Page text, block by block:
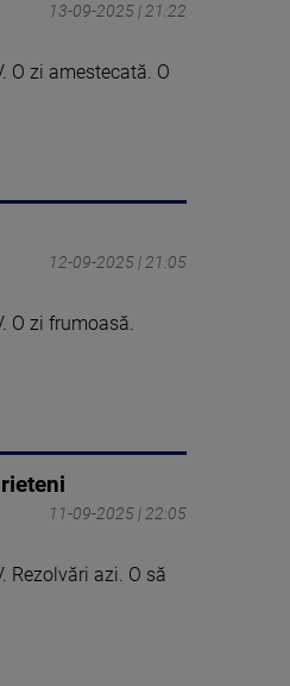
13-09-2025 | 21:22
O zi amestecată. O
12-09-2025 | 21:05
O zi frumoasă.
11-09-2025 | 22:05
Rezolvări azi. O să